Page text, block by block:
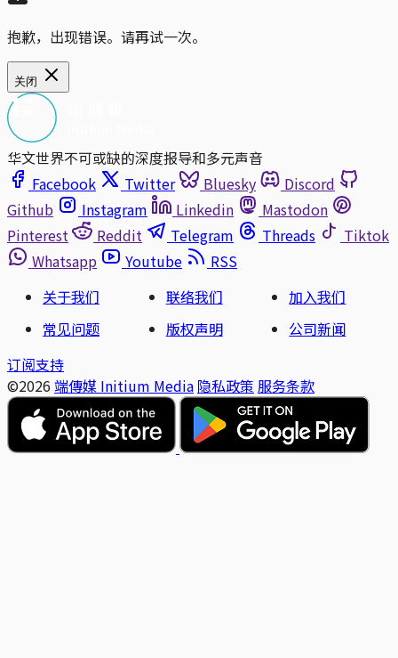
抱歉，出现错误。请再试一次。
关闭
华文世界不可或缺的深度报导和多元声音
Facebook
Twitter Bluesky
Discord
Github
Instagram Linkedin
Mastodon
Pinterest
Reddit Telegram Threads
Tiktok
Whatsapp
Youtube
RSS
关于我们
联络我们
加入我们
常见问题
版权声明
公司新闻
订阅支持
©2026 端傳媒 Initium Media 隐私政策 服务条款